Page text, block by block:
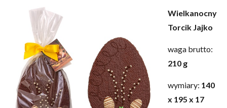
Wielkanocny
Torcik Jajko
waga brutto:
210 g
wymiary: 140
x 195 x 17